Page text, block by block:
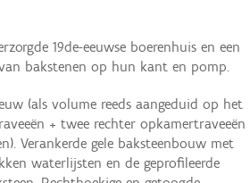
19de-eeuwse boerenhuis en een
bakstenen op hun kant en pomp.
(als volume reeds aangeduid op het
+ twee rechter opkamertraveeën
Verankerde gele baksteenbouw met
waterlijsten en de geprofileerde